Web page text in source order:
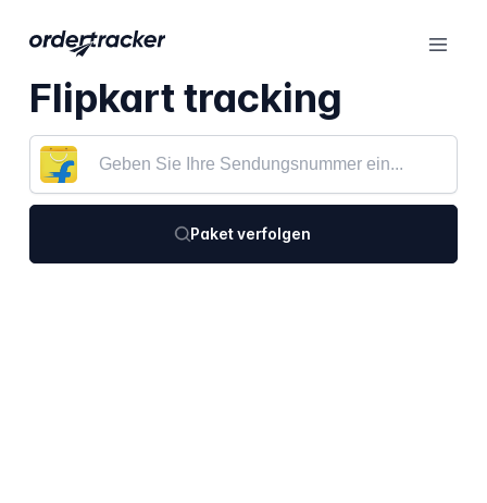
Flipkart tracking
Paket verfolgen